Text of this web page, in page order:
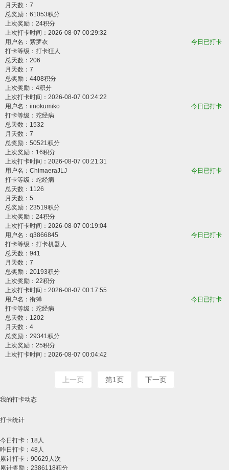
月天数：7
总奖励：61053积分
上次奖励：24积分
上次打卡时间：2026-08-07 00:29:32
用户名： 紫罗衣
今日已打卡
打卡等级：打卡狂人
总天数：206
月天数：7
总奖励：4408积分
上次奖励：4积分
上次打卡时间：2026-08-07 00:24:22
用户名： iinokumiko
今日已打卡
打卡等级：蛇经病
总天数：1532
月天数：7
总奖励：50521积分
上次奖励：16积分
上次打卡时间：2026-08-07 00:21:31
用户名： ChimaeraJLJ
今日已打卡
打卡等级：蛇经病
总天数：1126
月天数：5
总奖励：23519积分
上次奖励：24积分
上次打卡时间：2026-08-07 00:19:04
用户名： q3866845
今日已打卡
打卡等级：打卡机器人
总天数：941
月天数：7
总奖励：20193积分
上次奖励：22积分
上次打卡时间：2026-08-07 00:17:55
用户名： 衔蝉
今日已打卡
打卡等级：蛇经病
总天数：1202
月天数：4
总奖励：29341积分
上次奖励：25积分
上次打卡时间：2026-08-07 00:04:42
上一页 第1页 下一页
我的打卡动态
打卡统计
今日打卡：18人
昨日打卡：48人
累计打卡：90629人次
累计奖励：2386118积分